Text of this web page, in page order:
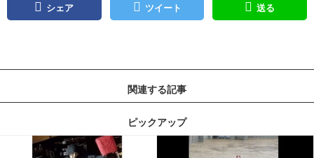
シェア ツイート 送る
関連する記事
ピックアップ
記事を読む